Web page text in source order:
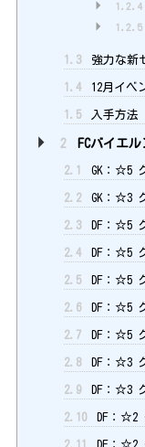
1.2.4
1.2.5
1.3 強力な新
1.4 12月イベ
1.5 入手方法
2 FCバイエ
2.1 GK：☆5
2.2 GK：☆3
2.3 DF：☆5
2.4 DF：☆5
2.5 DF：☆5
2.6 DF：☆5
2.7 DF：☆5
2.8 DF：☆3
2.9 DF：☆3
2.10 DF：☆2